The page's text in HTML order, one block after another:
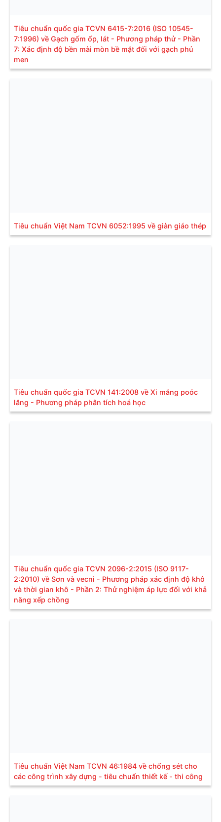
Tiêu chuẩn quốc gia TCVN 6415-7:2016 (ISO 10545-
7:1996) về Gạch gốm ốp, lát - Phương pháp thử - Phần
7: Xác định độ bền mài mòn bề mặt đối với gạch phủ
men
Tiêu chuẩn Việt Nam TCVN 6052:1995 về giàn giáo thép
Tiêu chuẩn quốc gia TCVN 141:2008 về Xi măng poóc
lăng - Phương pháp phân tích hoá học
Tiêu chuẩn quốc gia TCVN 2096-2:2015 (ISO 9117-
2:2010) về Sơn và vecni - Phương pháp xác định độ khô
và thời gian khô - Phần 2: Thử nghiệm áp lực đối với khả
năng xếp chồng
Tiêu chuẩn Việt Nam TCVN 46:1984 về chống sét cho
các công trình xây dựng - tiêu chuẩn thiết kế - thi công